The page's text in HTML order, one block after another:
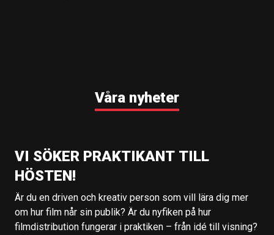
Våra nyheter
VI SÖKER PRAKTIKANT TILL
HÖSTEN!
Är du en driven och kreativ person som vill lära dig mer
om hur film når sin publik? Är du nyfiken på hur
filmdistribution fungerar i praktiken – från idé till visning?